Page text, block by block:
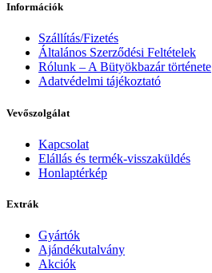
Információk
Szállítás/Fizetés
Általános Szerződési Feltételek
Rólunk – A Bütyökbazár története
Adatvédelmi tájékoztató
Vevőszolgálat
Kapcsolat
Elállás és termék-visszaküldés
Honlaptérkép
Extrák
Gyártók
Ajándékutalvány
Akciók